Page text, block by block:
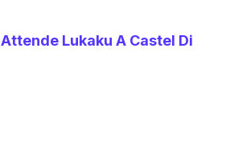
Lukaku A Castel Di